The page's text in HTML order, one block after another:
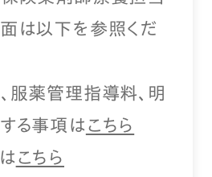
は以下を参照くだ
服薬管理指導料、明
る事項は こちら
こちら